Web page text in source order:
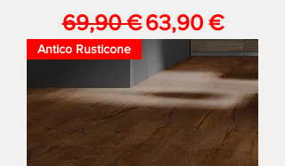
Prezzo regolare
69,90 €Prezzo
63,90 €
Antico Rusticone